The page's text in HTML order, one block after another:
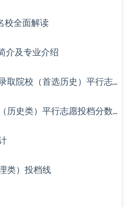
校全面解读
介及专业介绍
湖北省2025年本科普通批录取院校（首选历史）平行志愿投档分数线.xlsx
黑龙江2025年普通本科批（历史类）平行志愿投档分数线
类）投档线